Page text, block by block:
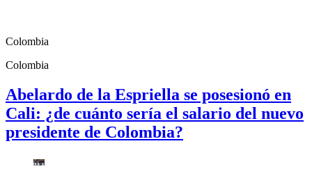
Colombia
Colombia
Abelardo de la Espriella se posesionó en
Cali: ¿de cuánto sería el salario del nuevo
presidente de Colombia?